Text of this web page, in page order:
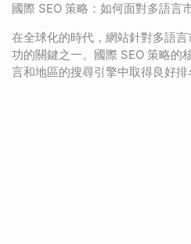
國際 SEO 策略：如何面對多語言
在全球化的時代，網站針對多語
功的關鍵之一。國際 SEO 策略的
言和地區的搜尋引擎中取得良好排